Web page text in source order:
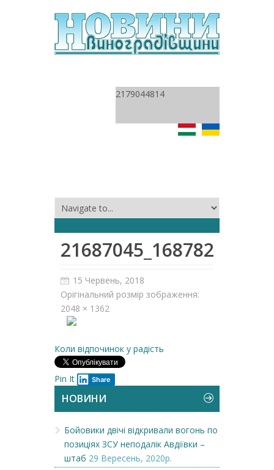
2179044814
15 Червень, 2018
Орігінальний розмір зображення:
2048 × 1362
Коли відпочинок у радість
Pin It Share
НОВИНИ
Бойовики двічі відкривали вогонь по
позиціях ЗСУ неподалік Авдіївки –
штаб 29 Вересень, 2020р.